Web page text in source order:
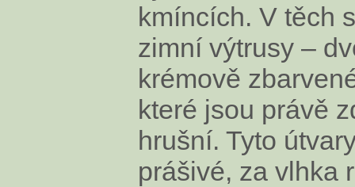
kmíncích. V těch
zimní výtrusy –
krémově
které jsou právě
hrušní. Tyto
prášivé, za vlhka